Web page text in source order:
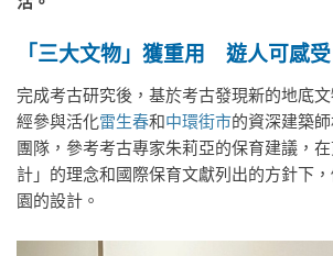
「三大文物」獲重用 遊人可感
完成考古研究後，基於考古發現新的地底
經參與活化雷生春和中環街市的資深建築
團隊，參考考古專家朱莉亞的保育建議，
計」的理念和國際保育文獻列出的方針下
園的設計。